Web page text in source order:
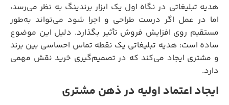
هدیه تبلیغاتی در نگاه اول یک ابزار برندینگ به نظر می‌رسد،
اما در عمل اگر درست طراحی و اجرا شود می‌تواند به‌طور
مستقیم روی افزایش فروش تأثیر بگذارد. دلیل این موضوع
ساده است: هدیه تبلیغاتی یک نقطه تماس احساسی بین برند
و مشتری ایجاد می‌کند که در تصمیم‌گیری خرید نقش مهمی
دارد.
ایجاد اعتماد اولیه در ذهن مشتری